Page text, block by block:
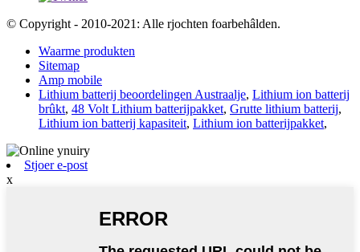
© Copyright - 2010-2021: Alle rjochten foarbehâlden.
Waarme produkten
Sitemap
Amp mobile
Lithium batterij beoordelingen Austraalje, Lithium ion batterij
brûkt, 48 Volt Lithium batterijpakket, Grutte lithium batterij,
Lithium ion batterij kapasiteit, Lithium ion batterijpakket,
Stjoer e-post
x